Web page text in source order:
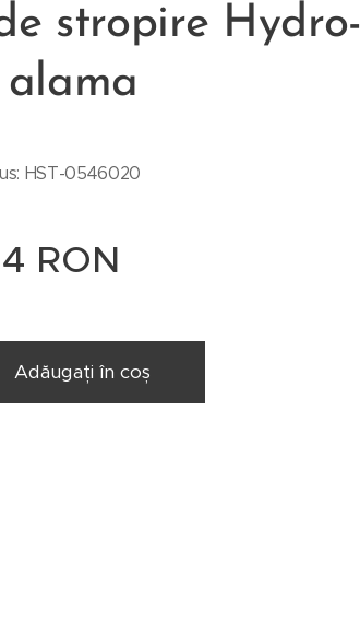
stropire Hydro-
alama
HST-0546020
RON
Adăugați în coș